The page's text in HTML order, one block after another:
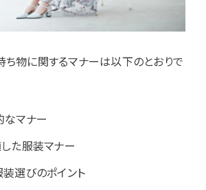
物に関するマナーは以下のとおりで
マナー
た服装マナー
選びのポイント